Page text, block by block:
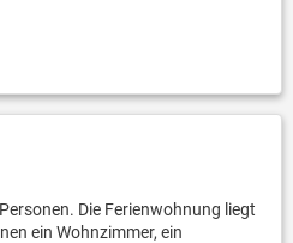
Die Ferienwohnung liegt
ein Wohnzimmer, ein